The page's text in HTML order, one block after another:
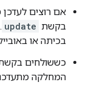
אם רוצים לעדכן
בקשת update
בכיתה או
כששולחים
המחלקה